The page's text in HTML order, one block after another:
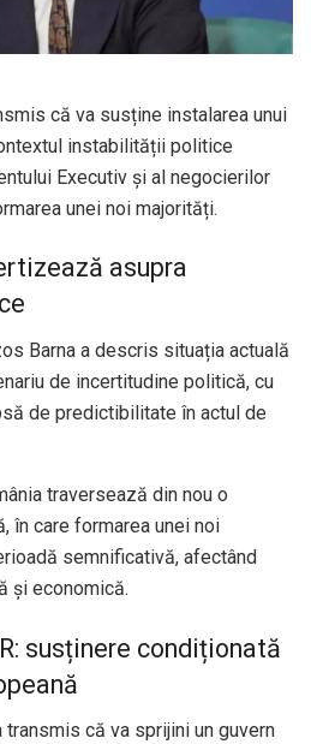
că va susține instalarea unui
instabilității politice
Executiv și al negocierilor
unei noi majorități.
asupra
Barna a descris situația actuală
de incertitudine politică, cu
de predictibilitate în actul de
traversează din nou o
în care formarea unei noi
semnificativă, afectând
și economică.
susținere condiționată
transmis că va sprijini un guvern